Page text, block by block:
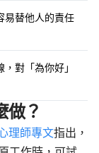
易替他人的責任
對「為你好」
做？
理師專文指出，